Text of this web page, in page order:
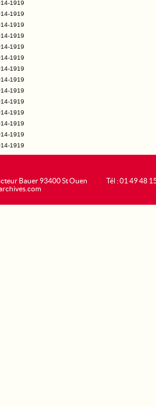
Bauer 93400 St Ouen
Tél : 01 49 48